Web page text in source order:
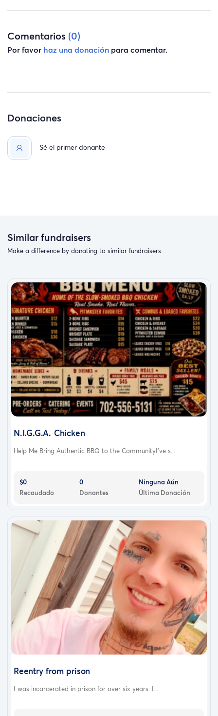
Comentarios (0)
Por favor haz una donación para comentar.
Donaciones
Sé el primer donante
Similar fundraisers
Make a difference by donating to similar fundraisers.
N.I.G.G.A. Chicken
Help Me Bring Authentic BBQ to the CommunityI've s...
$0
Recaudado
0
Donantes
Ninguna Aún
Última Donación
Reentry from prison
I was incarcerated in prison for over six years. I...